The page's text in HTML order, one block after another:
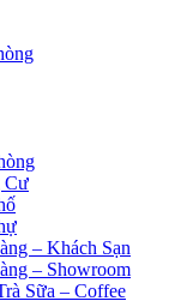
Cư
– Khách Sạn
– Showroom
Sữa – Coffee